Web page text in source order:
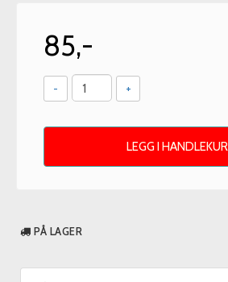
85,-
- +
LEGG I
PÅ LAGER